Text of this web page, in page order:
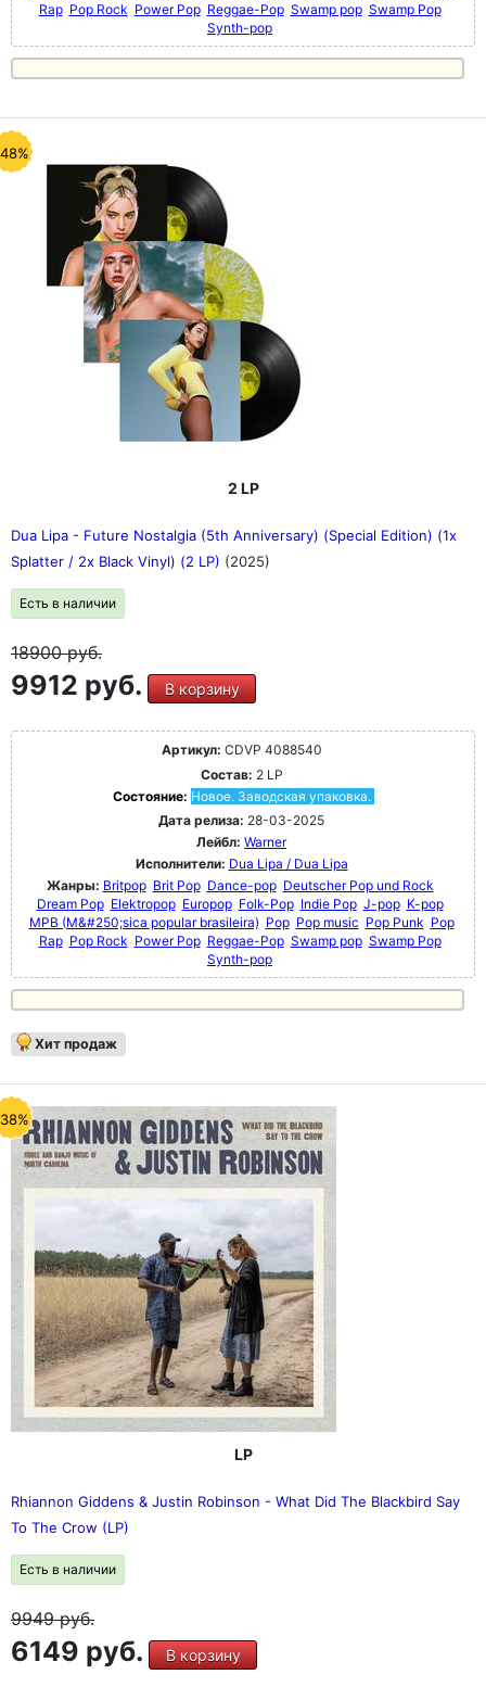
Rap Pop Rock Power Pop Reggae-Pop Swamp pop Swamp Pop
Synth-pop
2 LP
Dua Lipa - Future Nostalgia (5th Anniversary) (Special Edition) (1x
Splatter / 2x Black Vinyl) (2 LP) (2025)
Есть в наличии
18900руб.
9912 руб. В корзину
Артикул: CDVP 4088540
Состав: 2 LP
Состояние: Новое. Заводская упаковка.
Дата релиза: 28-03-2025
Лейбл: Warner
Исполнители: Dua Lipa / Dua Lipa
Жанры: Britpop Brit Pop Dance-pop Deutscher Pop und Rock
Dream Pop Elektropop Europop Folk-Pop Indie Pop J-pop K-pop
MPB (M&#250;sica popular brasileira) Pop Pop music Pop Punk Pop
Rap Pop Rock Power Pop Reggae-Pop Swamp pop Swamp Pop
Synth-pop
Хит продаж
LP
Rhiannon Giddens & Justin Robinson - What Did The Blackbird Say
To The Crow (LP)
Есть в наличии
9949руб.
6149 руб. В корзину